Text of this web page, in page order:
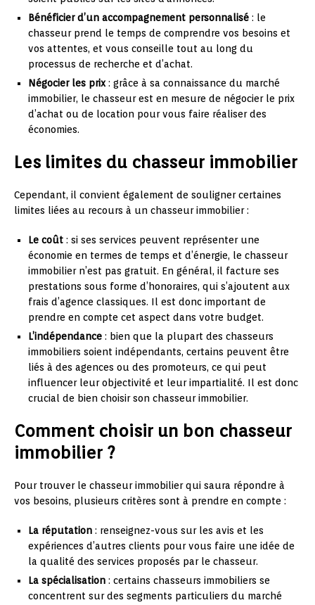
Bénéficier d’un accompagnement personnalisé : le
chasseur prend le temps de comprendre vos besoins et
vos attentes, et vous conseille tout au long du
processus de recherche et d’achat.
Négocier les prix: grâce à sa connaissance du marché
immobilier, le chasseur est en mesure de négocier le prix
d’achat ou de location pour vous faire réaliser des
économies.
Les limites du chasseur immobilier
Cependant, il convient également de souligner certaines
limites liées au recours à un chasseur immobilier :
Le coût : si ses services peuvent représenter une
économie en termes de temps et d’énergie, le chasseur
immobilier n’est pas gratuit. En général, il facture ses
prestations sous forme d’honoraires, qui s’ajoutent aux
frais d’agence classiques. Il est donc important de
prendre en compte cet aspect dans votre budget.
L’indépendance : bien que la plupart des chasseurs
immobiliers soient indépendants, certains peuvent être
liés à des agences ou des promoteurs, ce qui peut
influencer leur objectivité et leur impartialité. Il est donc
crucial de bien choisir son chasseur immobilier.
Comment choisir un bon chasseur
immobilier ?
Pour trouver le chasseur immobilier qui saura répondre à
vos besoins, plusieurs critères sont à prendre en compte :
La réputation : renseignez-vous sur les avis et les
expériences d’autres clients pour vous faire une idée de
la qualité des services proposés par le chasseur.
La spécialisation : certains chasseurs immobiliers se
concentrent sur des segments particuliers du marché